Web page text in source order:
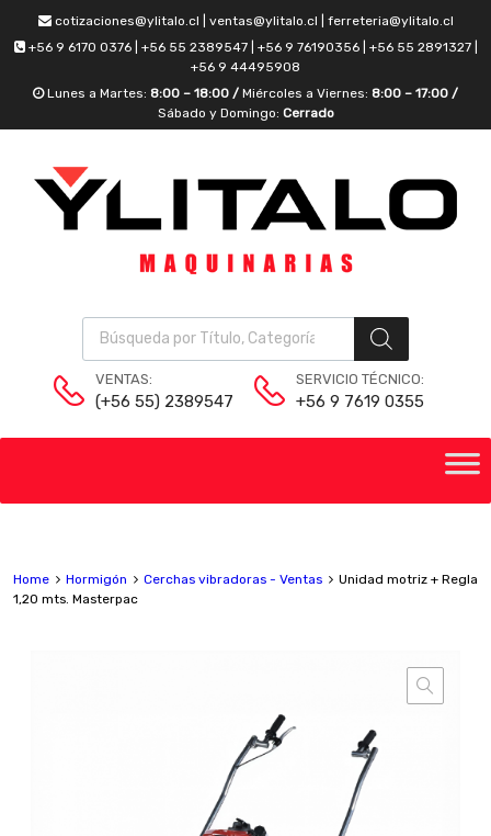
cotizaciones@ylitalo.cl | ventas@ylitalo.cl | ferreteria@ylitalo.cl
+56 9 6170 0376 | +56 55 2389547 | +56 9 76190356 | +56 55 2891327 |
+56 9 44495908
Lunes a Martes: 8:00 – 18:00 / Miércoles a Viernes: 8:00 – 17:00 /
Sábado y Domingo: Cerrado
VENTAS:
(+56 55) 2389547
SERVICIO TÉCNICO:
+56 9 7619 0355
Home Hormigón Cerchas vibradoras - Ventas
Unidad motriz + Regla
1,20 mts. Masterpac